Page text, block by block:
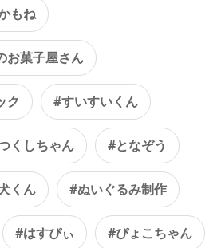
もね
お菓子屋さん
ク #すいすいくん
くしちゃん #となぞう
くん #ぬいぐるみ制作
#はすぴぃ #ぴょこちゃん